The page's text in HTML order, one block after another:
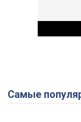
Самые